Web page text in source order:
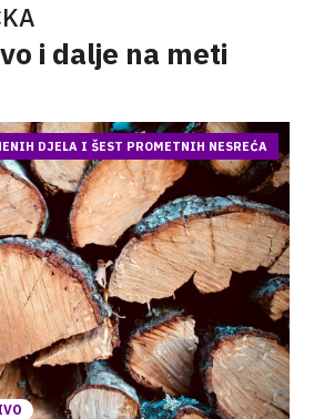
i dalje na meti
DJELA I ŠEST PROMETNIH NESREĆA